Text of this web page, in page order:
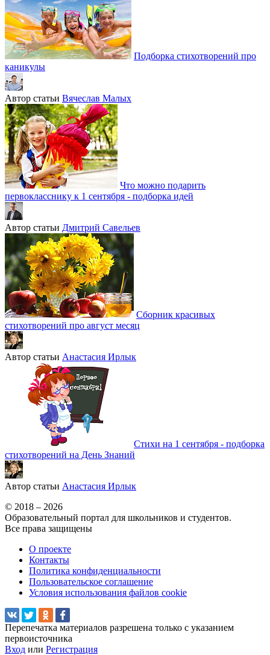
Подборка стихотворений про
каникулы
Автор статьи Вячеслав Малых
Что можно подарить
первокласснику к 1 сентября - подборка идей
Автор статьи Дмитрий Савельев
Сборник красивых
стихотворений про август месяц
Автор статьи Анастасия Ирлык
Стихи на 1 сентября - подборка
стихотворений на День Знаний
Автор статьи Анастасия Ирлык
© 2018 – 2026
Образовательный портал для школьников и студентов.
Все права защищены
О проекте
Контакты
Политика конфиденциальности
Пользовательское соглашение
Условия использования файлов cookie
Перепечатка материалов разрешена только с указанием
первоисточника
Вход или Регистрация